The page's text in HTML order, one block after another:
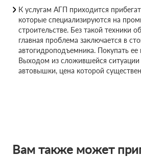
К услугам АГП приходится
которые специализируются на
строительстве. Без такой техники
главная проблема заключается в
автогидроподъемника. Покупать
Выходом из сложившейся ситуации
автовышки, цена которой
Вам также может